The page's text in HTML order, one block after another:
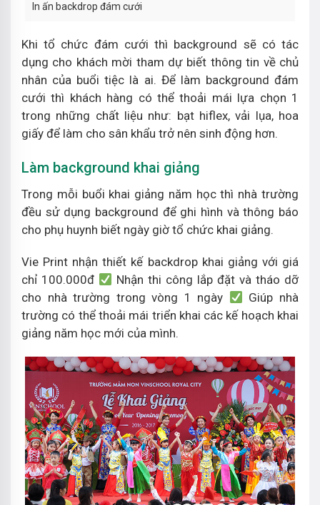
In ấn backdrop đám cưới
Khi tổ chức đám cưới thì background sẽ có tác
dụng cho khách mời tham dự biết thông tin về chủ
nhân của buổi tiệc là ai. Để làm background đám
cưới thì khách hàng có thể thoải mái lựa chọn 1
trong những chất liệu như: bạt hiflex, vải lụa, hoa
giấy để làm cho sân khẩu trở nên sinh động hơn.
Làm background khai giảng
Trong mỗi buổi khai giảng năm học thì nhà trường
đều sử dụng background để ghi hình và thông báo
cho phụ huynh biết ngày giờ tổ chức khai giảng.
Vie Print nhận thiết kế backdrop khai giảng với giá
chỉ 100.000đ
Nhận thi công lắp đặt và tháo dỡ
cho nhà trường trong vòng 1 ngày
Giúp nhà
trường có thể thoải mái triển khai các kế hoạch khai
giảng năm học mới của mình.